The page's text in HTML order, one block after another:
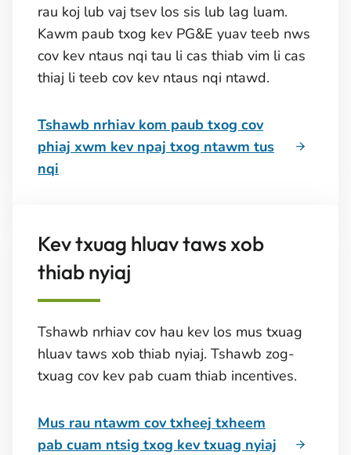
rau koj lub vaj tsev los sis lub lag luam.
Kawm paub txog kev PG&E yuav teeb nws
cov kev ntaus nqi tau li cas thiab vim li cas
thiaj li teeb cov kev ntaus nqi ntawd.
Tshawb nrhiav kom paub txog cov
phiaj xwm kev npaj txog ntawm tus
nqi
Kev txuag hluav taws xob
thiab nyiaj
Tshawb nrhiav cov hau kev los mus txuag
hluav taws xob thiab nyiaj. Tshawb zog-
txuag cov kev pab cuam thiab incentives.
Mus rau ntawm cov txheej txheem
pab cuam ntsig txog kev txuag nyiaj